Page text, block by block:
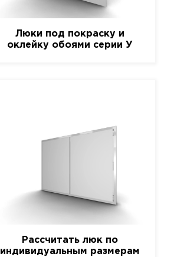
Люки под покраску и
оклейку обоями серии У
Рассчитать люк по
индивидуальным размерам